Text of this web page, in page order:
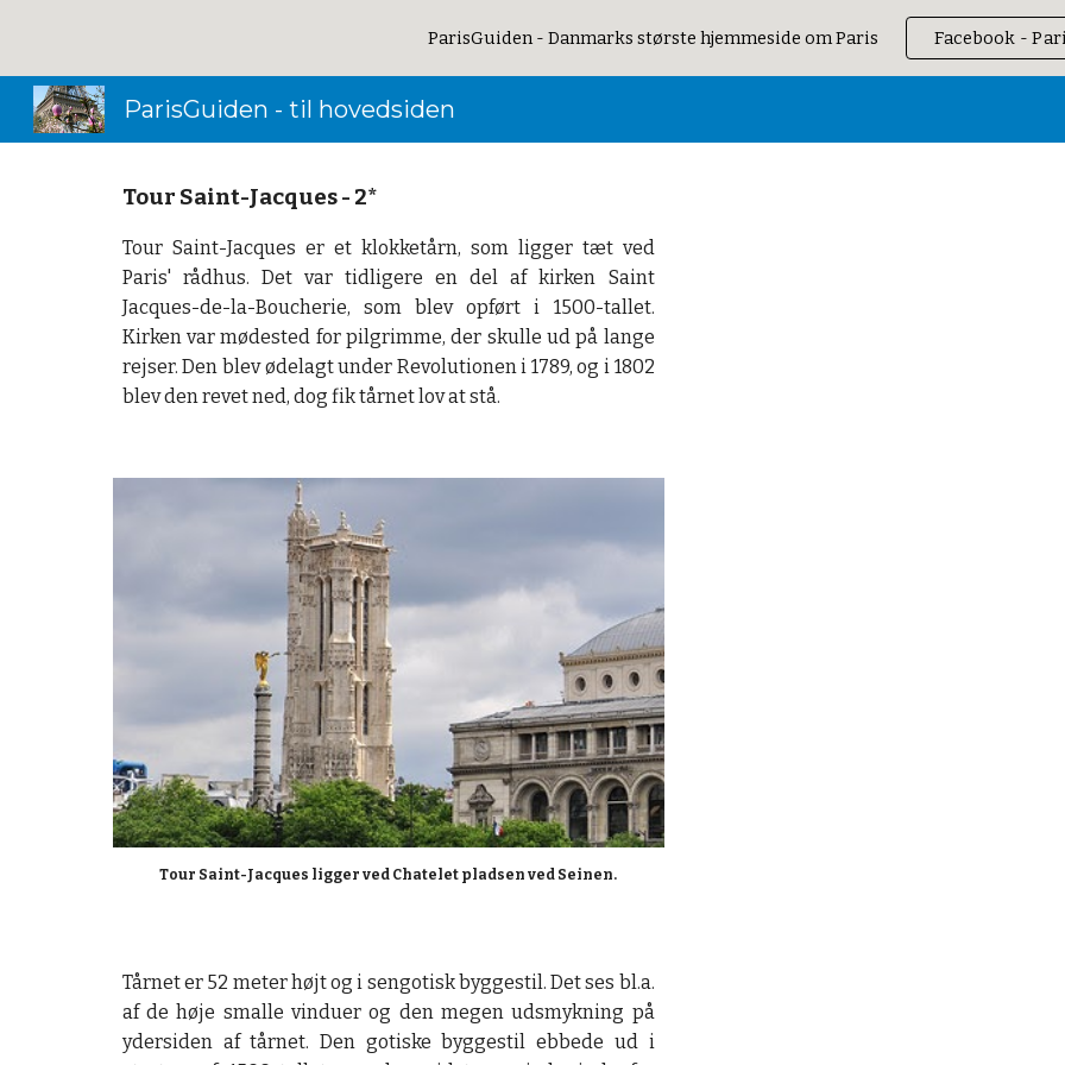
Skip to main content Skip to
ParisGuiden - Danmarks største hjemmeside om Paris Facebook -
ParisGuiden - til hovedsiden
Tour Saint-Jacques - 2*
Tour Saint-Jacques er et klokketårn, som ligger tæt ved
Paris' rådhus. Det var tidligere en del af kirken Saint
Jacques-de-la-Boucherie, som blev opført i 1500-tallet.
Kirken var mødested for pilgrimme, der skulle ud på lange
rejser. Den blev ødelagt under Revolutionen i 1789, og i 1802
blev den revet ned, dog fik tårnet lov at stå.
Tour Saint-Jacques ligger ved Chatelet pladsen ved Seinen.
Tårnet er 52 meter højt og i sengotisk byggestil. Det ses bl.a.
af de høje smalle vinduer og den megen udsmykning på
ydersiden af tårnet. Den gotiske byggestil ebbede ud i